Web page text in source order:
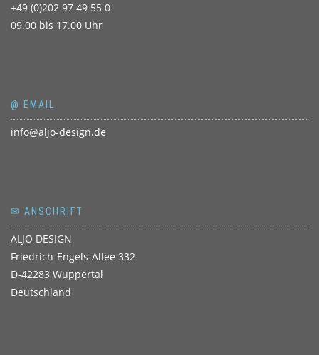
+49 (0)202 97 49 55 0
09.00 bis 17.00 Uhr
@ EMAIL
info@aljo-design.de
✉ ANSCHRIFT
ALJO DESIGN
Friedrich-Engels-Allee 332
D-42283 Wuppertal
Deutschland